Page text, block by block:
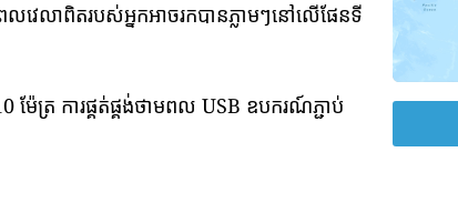
វេលាពិតរបស់អ្នកអាចរកបានភ្លាមៗនៅលើផែនទី
ែត្រ ការផ្គត់ផ្គង់ថាមពល USB ឧបករណ៍ភ្ជាប់